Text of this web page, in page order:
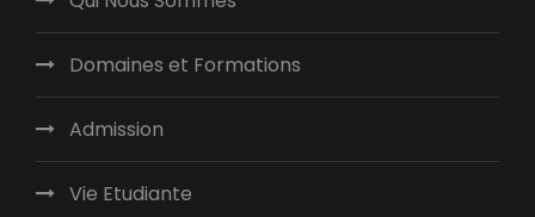
Domaines et Formations
Admission
Vie Etudiante